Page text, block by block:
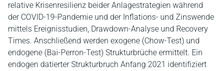
relative Krisenresilienz beider Anlagestrategien während
der COVID-19-Pandemie und der Inflations- und Zinswende
mittels Ereignisstudien, Drawdown-Analyse und Recovery
Times. Anschließend werden exogene (Chow-Test) und
endogene (Bai-Perron-Test) Strukturbrüche ermittelt. Ein
endogen datierter Strukturbruch Anfang 2021 identifiziert